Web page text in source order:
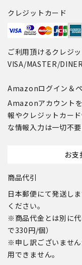
クレジットカード
ご利用頂けるクレジッ
VISA/MASTER/
Amazonログイン＆
Amazonアカウント
報やクレジットカー
な情報入力は一切不要
お支
商品代引
日本郵便にて発送し
ください。
※商品代金とは別に
で330円/個）
※申し訳ございませ
用できません。